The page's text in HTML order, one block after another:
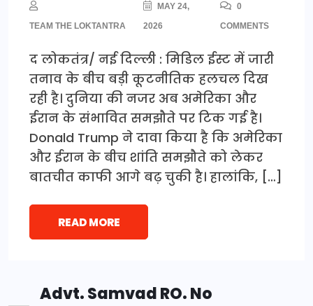
TEAM THE LOKTANTRA
MAY 24,
2026
0
COMMENTS
द लोकतंत्र/ नई दिल्ली : मिडिल ईस्ट में जारी
तनाव के बीच बड़ी कूटनीतिक हलचल दिख
रही है। दुनिया की नजर अब अमेरिका और
ईरान के संभावित समझौते पर टिक गई है।
Donald Trump ने दावा किया है कि अमेरिका
और ईरान के बीच शांति समझौते को लेकर
बातचीत काफी आगे बढ़ चुकी है। हालांकि, […]
READ MORE
Advt. Samvad RO. No